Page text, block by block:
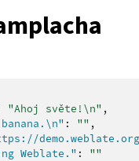
"Ahoj světe!\n" ,
: "" ,
Weblate." :
""